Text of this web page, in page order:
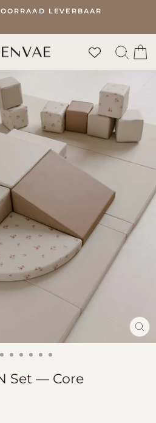
LEVERBAAR
Set — Core